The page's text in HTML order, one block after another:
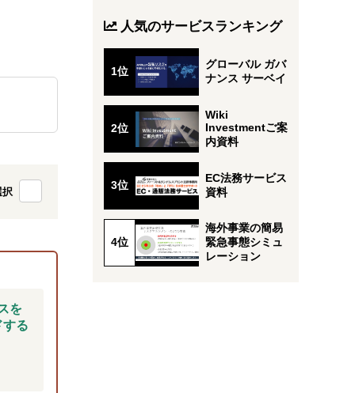
択
を
する
人気のサービスランキング
グローバル ガバ
ナンス サーベイ
Wiki
Investmentご案
内資料
EC法務サービス
資料
海外事業の簡易
緊急事態シミュ
レーション